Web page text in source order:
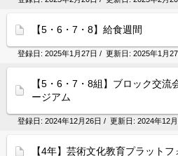
【5・6・7・8】給食週間
登録日: 2025年1月27日 / 更新日: 2025年1月
【5・6・7・8組】ブロック交流
ージアム
登録日: 2024年12月26日 / 更新日: 2024年12
【4年】芸術文化教育プラットフ